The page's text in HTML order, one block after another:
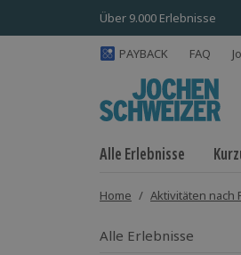
Über 9.000 Erlebnisse
PAYBACK FAQ
Alle Erlebnisse
Home / Aktivitäten nach
Alle Erlebnisse